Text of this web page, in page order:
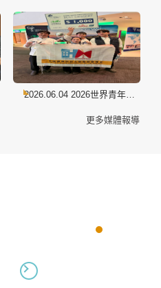
挑戰 宏國德霖新住民學子獲
最高榮譽董事長獎
2026.06.04 2026世界青年廚
奪亞軍、最佳甜點殊榮
更多媒體報導